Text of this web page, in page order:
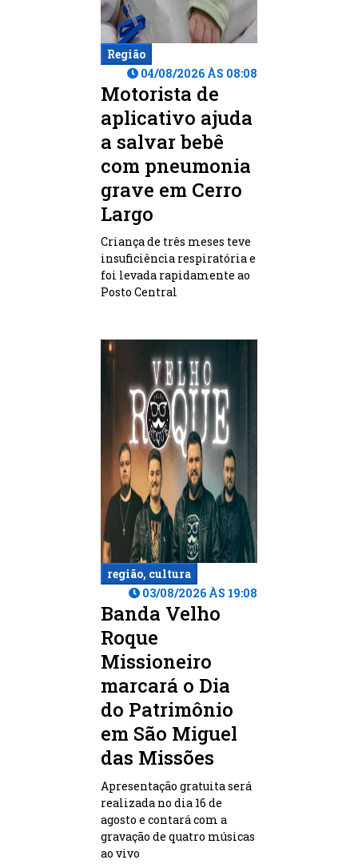
Região
04/08/2026 ÀS 08:08
Motorista de
aplicativo ajuda
a salvar bebê
com pneumonia
grave em Cerro
Largo
Criança de três meses teve
insuficiência respiratória e
foi levada rapidamente ao
Posto Central
região, cultura
03/08/2026 ÀS 19:08
Banda Velho
Roque
Missioneiro
marcará o Dia
do Patrimônio
em São Miguel
das Missões
Apresentação gratuita será
realizada no dia 16 de
agosto e contará com a
gravação de quatro músicas
ao vivo